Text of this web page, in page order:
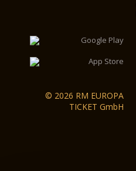
© 2026 RM EUROPA
TICKET GmbH